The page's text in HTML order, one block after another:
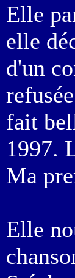
Elle
elle
d'un
fait
1997.
Ma
Elle